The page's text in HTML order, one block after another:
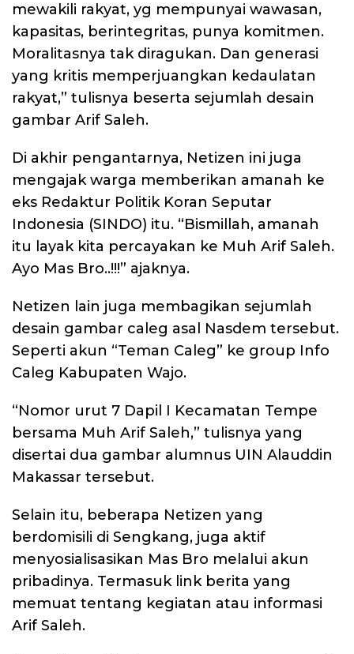
mewakili rakyat, yg mempunyai wawasan,
kapasitas, berintegritas, punya komitmen.
Moralitasnya tak diragukan. Dan generasi
yang kritis memperjuangkan kedaulatan
rakyat,” tulisnya beserta sejumlah desain
gambar Arif Saleh.
Di akhir pengantarnya, Netizen ini juga
mengajak warga memberikan amanah ke
eks Redaktur Politik Koran Seputar
Indonesia (SINDO) itu. “Bismillah, amanah
itu layak kita percayakan ke Muh Arif Saleh.
Ayo Mas Bro..!!!” ajaknya.
Netizen lain juga membagikan sejumlah
desain gambar caleg asal Nasdem tersebut.
Seperti akun “Teman Caleg” ke group Info
Caleg Kabupaten Wajo.
“Nomor urut 7 Dapil I Kecamatan Tempe
bersama Muh Arif Saleh,” tulisnya yang
disertai dua gambar alumnus UIN Alauddin
Makassar tersebut.
Selain itu, beberapa Netizen yang
berdomisili di Sengkang, juga aktif
menyosialisasikan Mas Bro melalui akun
pribadinya. Termasuk link berita yang
memuat tentang kegiatan atau informasi
Arif Saleh.